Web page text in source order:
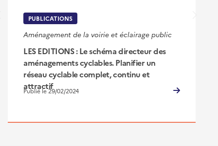
PUBLICATIONS
Aménagement de la voirie et éclairage public
LES EDITIONS : Le schéma directeur des
aménagements cyclables. Planifier un
réseau cyclable complet, continu et
attractif
Publié le 29/02/2024